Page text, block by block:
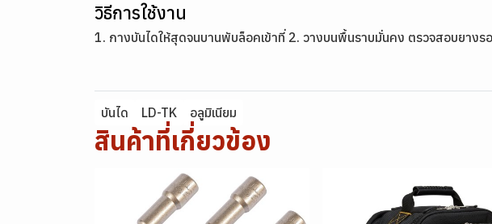
วิธีการใช้งาน
1. กางบันไดให้สุดจนบานพับล็อคเข้าที่ 2. วางบนพื้นราบมั่นคง ตรวจสอบยาง
บันได LD-TK อลูมิเนียม
สินค้าที่เกี่ยวข้อง